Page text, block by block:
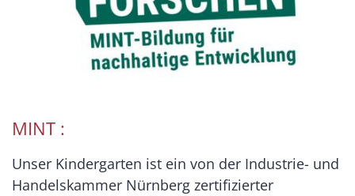
MINT :
Unser Kindergarten ist ein von der Industrie- und
Handelskammer Nürnberg zertifizierter